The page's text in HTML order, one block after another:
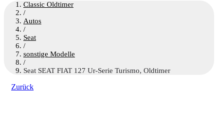
Classic Oldtimer
/
Autos
/
Seat
/
sonstige Modelle
/
Seat SEAT FIAT 127 Ur-Serie Turismo, Oldtimer
Zurück